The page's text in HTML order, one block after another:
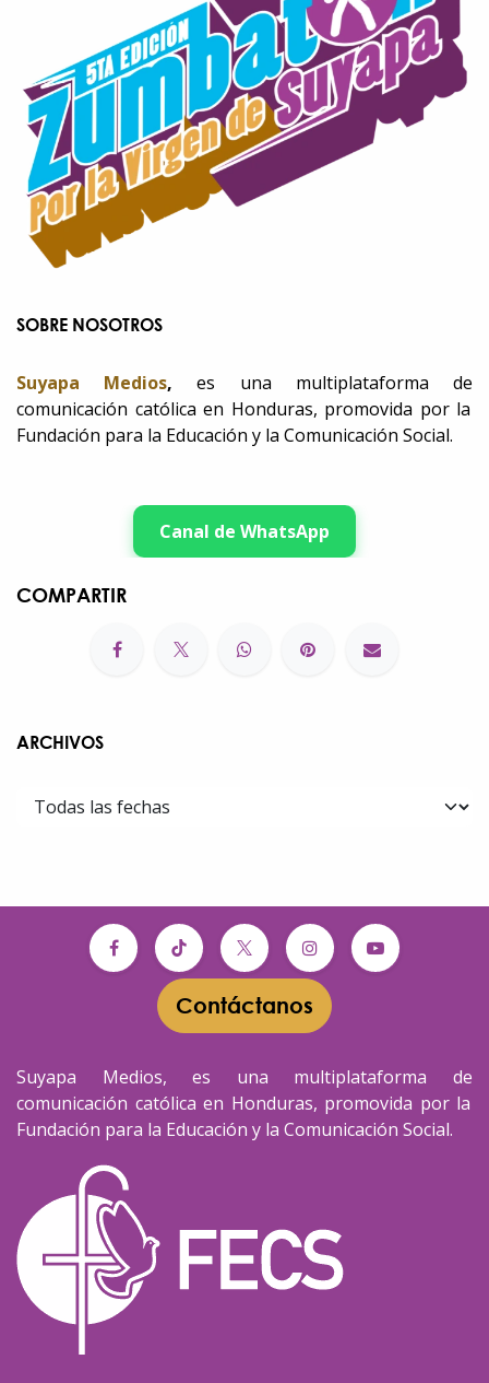
SOBRE NOSOTROS
Suyapa Medios, es una multiplataforma de
comunicación católica en Honduras, promovida por la
Fundación para la Educación y la Comunicación Social.
Canal de WhatsApp
COMPARTIR
ARCHIVOS
Contáctanos​​
Suyapa Medios, es una multiplataforma de
comunicación católica en Honduras, promovida por la
Fundación para la Educación y la Comunicación Social.